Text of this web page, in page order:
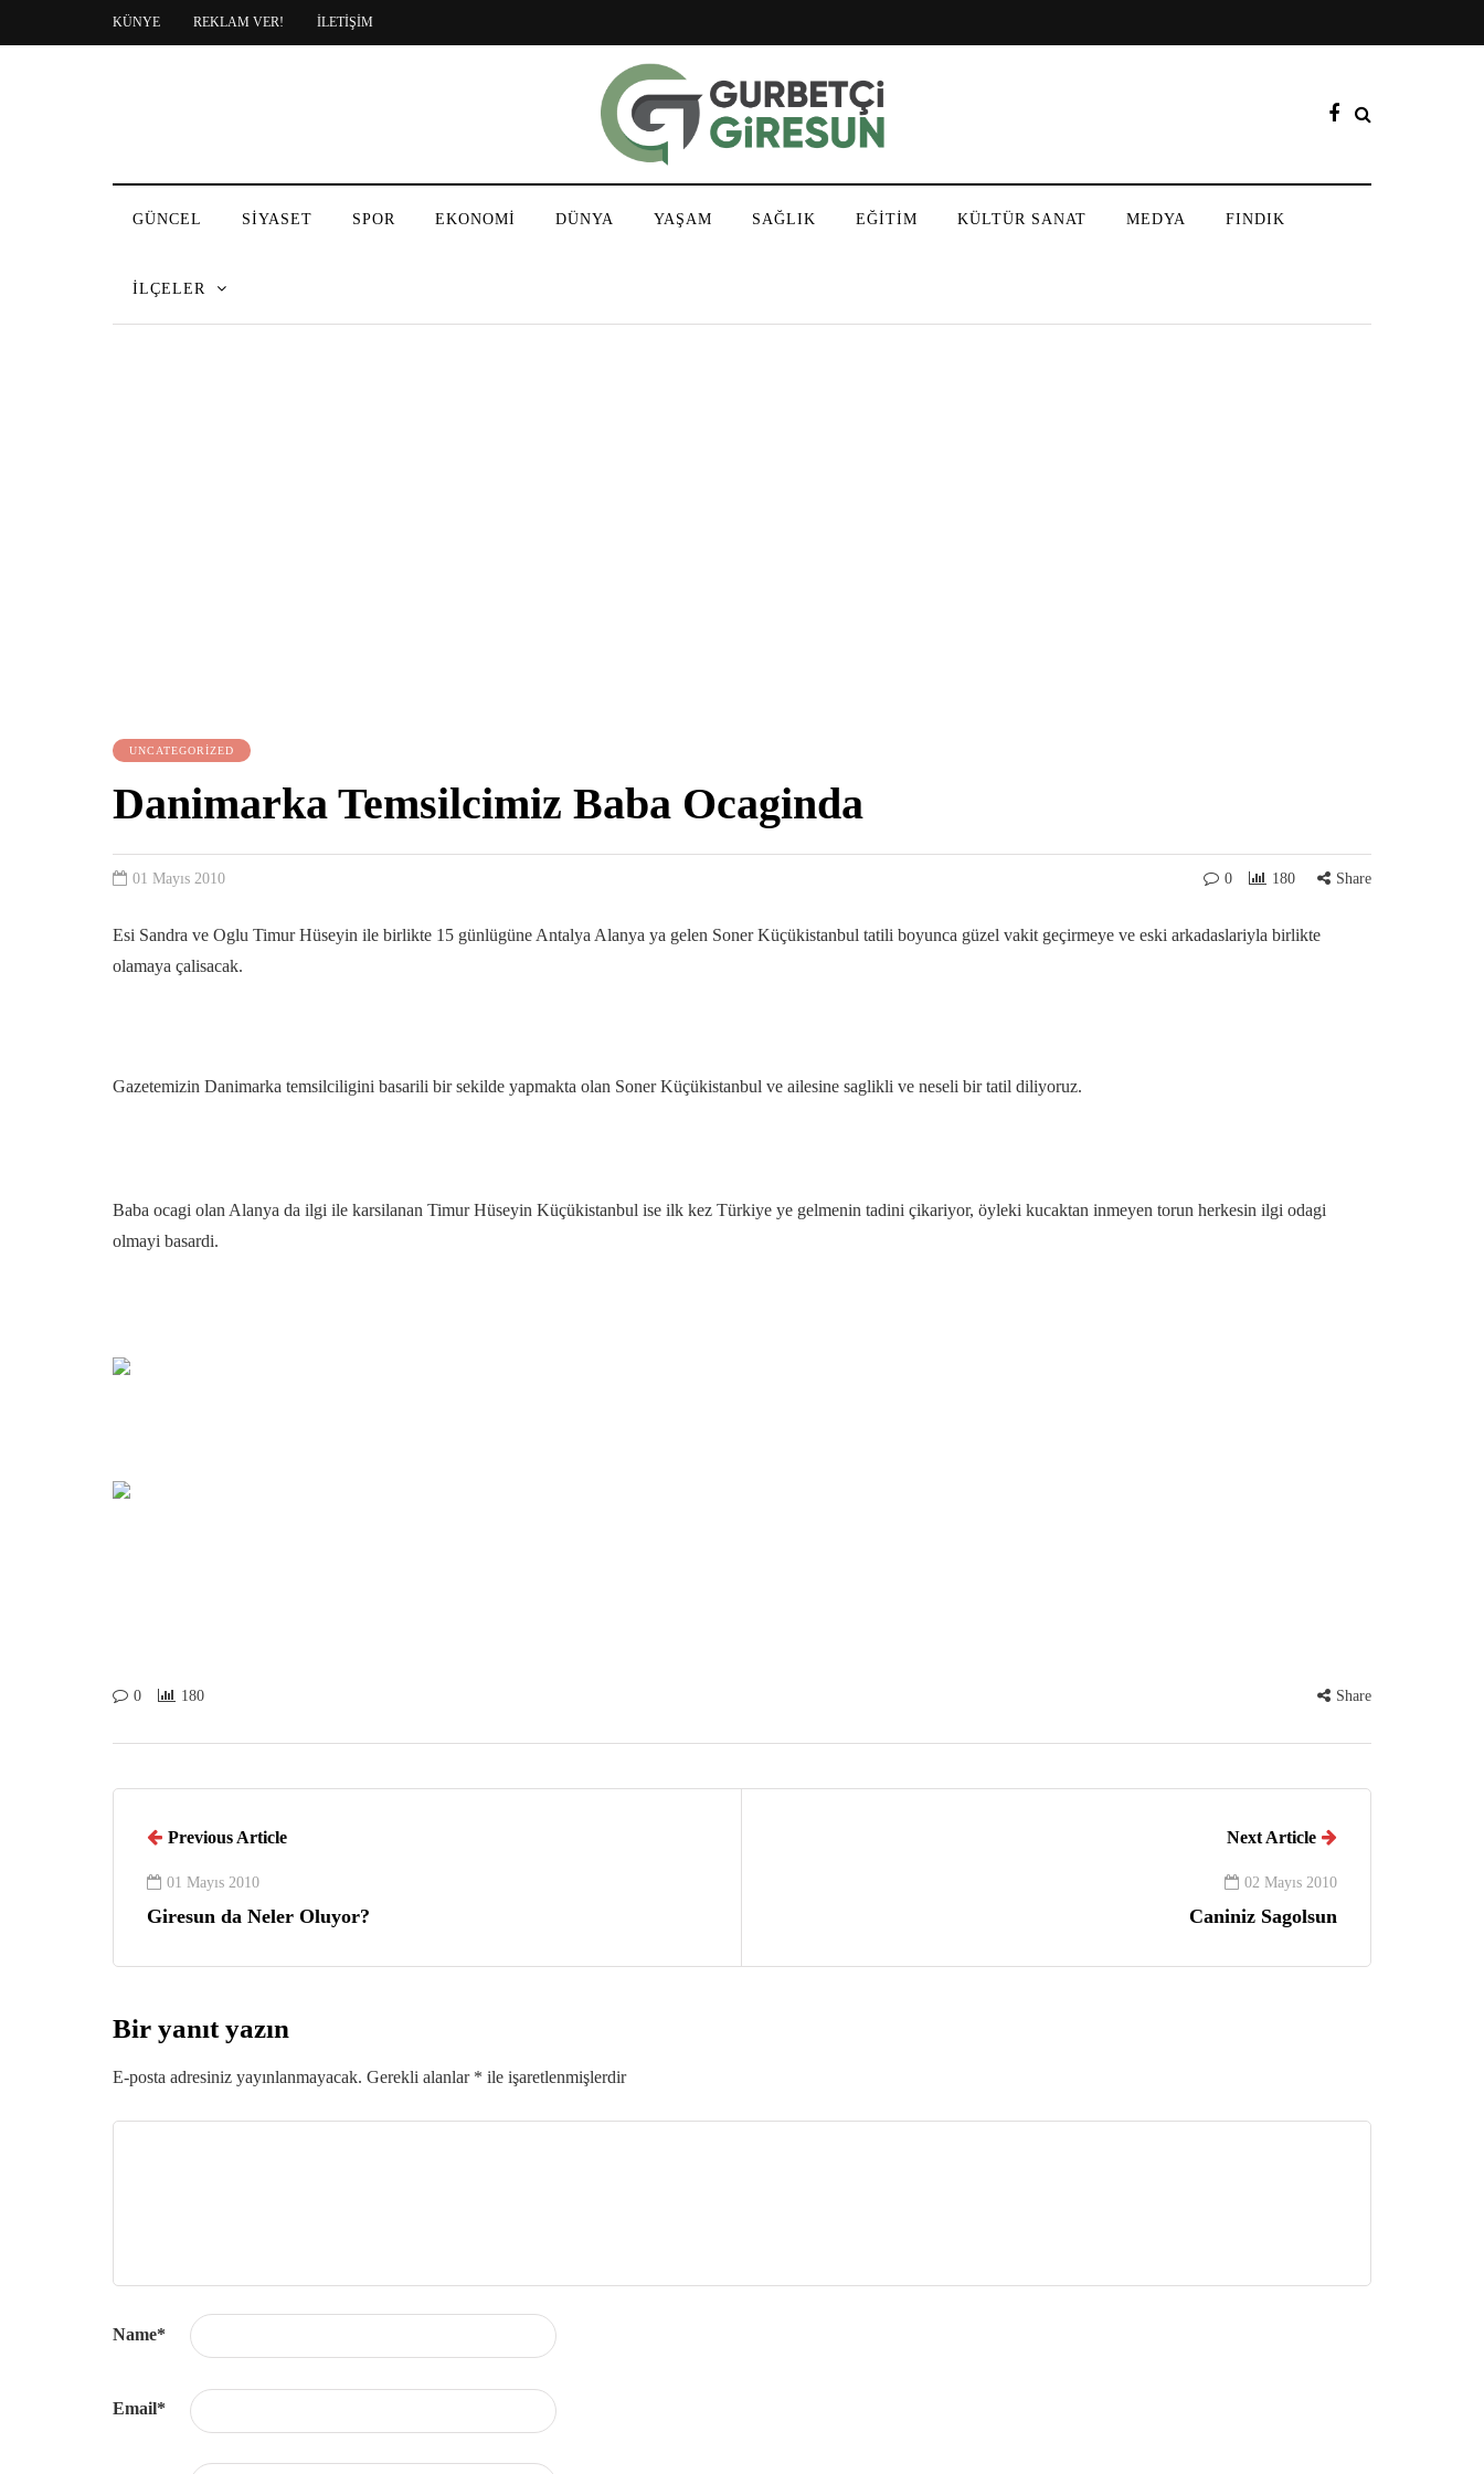
KÜNYE REKLAM VER! İLETİŞİM
GÜNCEL SİYASET SPOR EKONOMİ DÜNYA YAŞAM SAĞLIK EĞİTİM KÜLTÜR SANAT MEDYA FINDIK
İLÇELER
UNCATEGORIZED
Danimarka Temsilcimiz Baba Ocaginda
01 Mayıs 2010 0 180 Share
Esi Sandra ve Oglu Timur Hüseyin ile birlikte 15 günlügüne Antalya Alanya ya gelen Soner Küçükistanbul tatili boyunca güzel vakit geçirmeye ve eski arkadaslariyla birlikte
olamaya çalisacak.
Gazetemizin Danimarka temsilciligini basarili bir sekilde yapmakta olan Soner Küçükistanbul ve ailesine saglikli ve neseli bir tatil diliyoruz.
Baba ocagi olan Alanya da ilgi ile karsilanan Timur Hüseyin Küçükistanbul ise ilk kez Türkiye ye gelmenin tadini çikariyor, öyleki kucaktan inmeyen torun herkesin ilgi odagi
olmayi basardi.
0 180 Share
Previous Article
01 Mayıs 2010
Giresun da Neler Oluyor?
Next Article
02 Mayıs 2010
Caniniz Sagolsun
Bir yanıt yazın
E-posta adresiniz yayınlanmayacak. Gerekli alanlar * ile işaretlenmişlerdir
Name*
Email*